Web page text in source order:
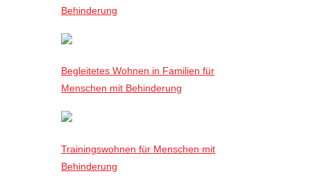
Behinderung
Begleitetes Wohnen in Familien für
Menschen mit Behinderung
Trainingswohnen für Menschen mit
Behinderung